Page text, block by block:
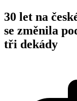
30 let na
se změnila
tři dekády